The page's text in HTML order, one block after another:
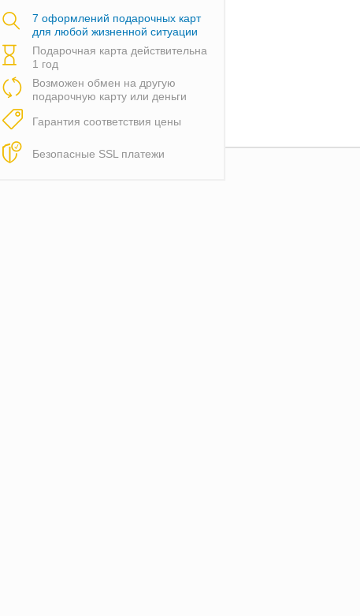
7 оформлений подарочных карт
для любой жизненной ситуации
Подарочная карта действительна
1 год
Возможен обмен на другую
подарочную карту или деньги
Гарантия соответствия цены
Безопасные SSL платежи